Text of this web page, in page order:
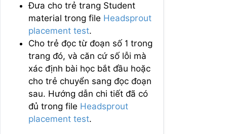
Đưa cho trẻ trang Student
material trong file Headsprout
placement test.
Cho trẻ đọc từ đoạn số 1 trong
trang đó, và căn cứ số lỗi mà
xác định bài học bắt đầu hoặc
cho trẻ chuyển sang đọc đoạn
sau. Hướng dẫn chi tiết đã có
đủ trong file Headsprout
placement test.